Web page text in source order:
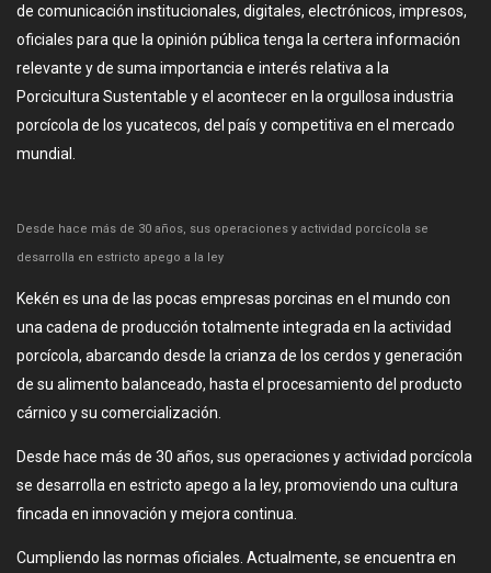
de comunicación institucionales, digitales, electrónicos, impresos,
oficiales para que la opinión pública tenga la certera información
relevante y de suma importancia e interés relativa a la
Porcicultura Sustentable y el acontecer en la orgullosa industria
porcícola de los yucatecos, del país y competitiva en el mercado
mundial.
Desde hace más de 30 años, sus operaciones y actividad porcícola se
desarrolla en estricto apego a la ley
Kekén es una de las pocas empresas porcinas en el mundo con
una cadena de producción totalmente integrada en la actividad
porcícola, abarcando desde la crianza de los cerdos y generación
de su alimento balanceado, hasta el procesamiento del producto
cárnico y su comercialización.
Desde hace más de 30 años, sus operaciones y actividad porcícola
se desarrolla en estricto apego a la ley, promoviendo una cultura
fincada en innovación y mejora continua.
Cumpliendo las normas oficiales. Actualmente, se encuentra en